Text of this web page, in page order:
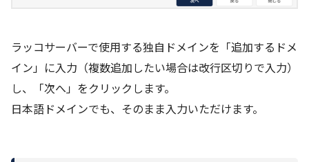
ラッコサーバーで使用する独自ドメインを「追加するドメ
イン」に入力（複数追加したい場合は改行区切りで入力）
し、「次へ」をクリックします。
日本語ドメインでも、そのまま入力いただけます。